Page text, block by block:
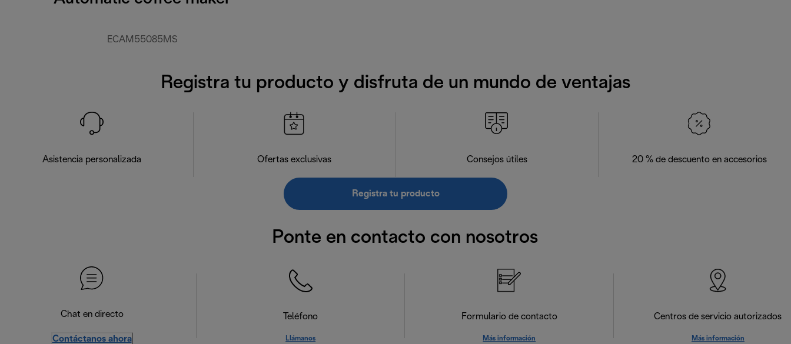
ECAM55085MS
Registra tu producto y disfruta de un mundo de ventajas
Asistencia personalizada Ofertas exclusivas Consejos útiles 20 % de descuento en accesorios
Registra tu producto
Ponte en contacto con nosotros
Chat en directo
Contáctanos ahora
Teléfono
Llámanos
Formulario de contacto
Más información
Centros de servicio autorizados
Más información